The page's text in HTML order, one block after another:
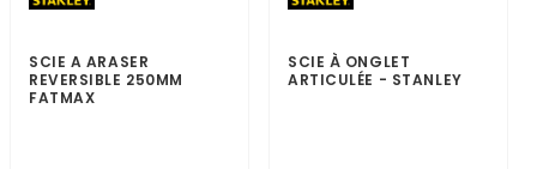
SCIE A ARASER
REVERSIBLE 250MM
FATMAX
SCIE À ONGLET
ARTICULÉE - STANLEY